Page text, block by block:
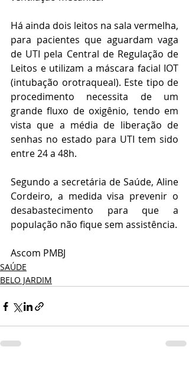
Há ainda dois leitos na sala vermelha,
para pacientes que aguardam vaga
de UTI pela Central de Regulação de
Leitos e utilizam a máscara facial IOT
(intubação orotraqueal). Este tipo de
procedimento necessita de um
grande fluxo de oxigênio, tendo em
vista que a média de liberação de
senhas no estado para UTI tem sido
entre 24 a 48h.
Segundo a secretária de Saúde, Aline
Cordeiro, a medida visa prevenir o
desabastecimento para que a
população não fique sem assistência.
Ascom PMBJ
SAÚDE
BELO JARDIM